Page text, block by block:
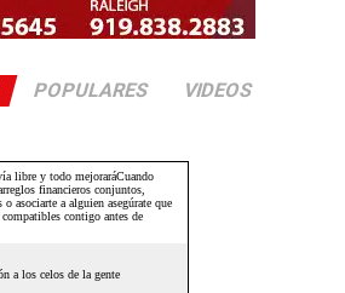
POPULARES VIDEOS